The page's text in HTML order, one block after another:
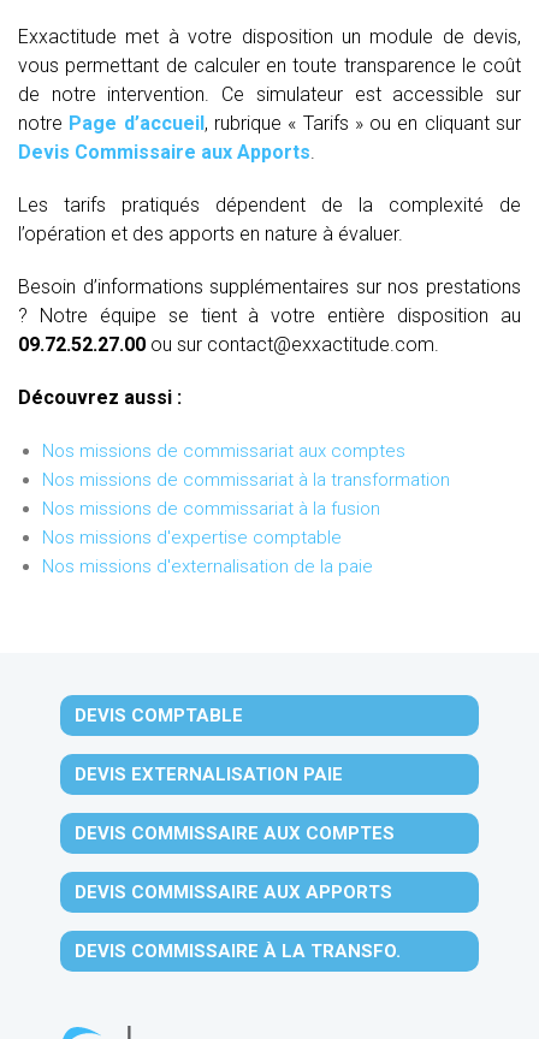
Exxactitude met à votre disposition un module de devis,
vous permettant de calculer en toute transparence le coût
de notre intervention. Ce simulateur est accessible sur
notre Page d’accueil, rubrique « Tarifs » ou en cliquant sur
Devis Commissaire aux Apports.
Les tarifs pratiqués dépendent de la complexité de
l’opération et des apports en nature à évaluer.
Besoin d’informations supplémentaires sur nos prestations
? Notre équipe se tient à votre entière disposition au
09.72.52.27.00 ou sur contact@exxactitude.com.
Découvrez aussi :
Nos missions de commissariat aux comptes
Nos missions de commissariat à la transformation
Nos missions de commissariat à la fusion
Nos missions d'expertise comptable
Nos missions d'externalisation de la paie
DEVIS COMPTABLE
DEVIS EXTERNALISATION PAIE
DEVIS COMMISSAIRE AUX COMPTES
DEVIS COMMISSAIRE AUX APPORTS
DEVIS COMMISSAIRE À LA TRANSFO.